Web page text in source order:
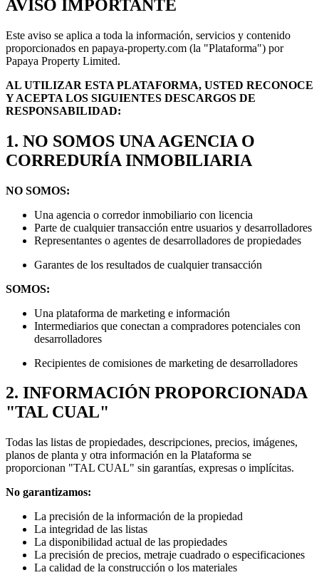
AVISO IMPORTANTE
Este aviso se aplica a toda la información, servicios y contenido
proporcionados en papaya-property.com (la "Plataforma") por
Papaya Property Limited.
AL UTILIZAR ESTA PLATAFORMA, USTED RECONOCE
Y ACEPTA LOS SIGUIENTES DESCARGOS DE
RESPONSABILIDAD:
1. NO SOMOS UNA AGENCIA O
CORREDURÍA INMOBILIARIA
NO SOMOS:
Una agencia o corredor inmobiliario con licencia
Parte de cualquier transacción entre usuarios y desarrolladores
Representantes o agentes de desarrolladores de propiedades
Garantes de los resultados de cualquier transacción
SOMOS:
Una plataforma de marketing e información
Intermediarios que conectan a compradores potenciales con
desarrolladores
Recipientes de comisiones de marketing de desarrolladores
2. INFORMACIÓN PROPORCIONADA
"TAL CUAL"
Todas las listas de propiedades, descripciones, precios, imágenes,
planos de planta y otra información en la Plataforma se
proporcionan "TAL CUAL" sin garantías, expresas o implícitas.
No garantizamos:
La precisión de la información de la propiedad
La integridad de las listas
La disponibilidad actual de las propiedades
La precisión de precios, metraje cuadrado o especificaciones
La calidad de la construcción o los materiales